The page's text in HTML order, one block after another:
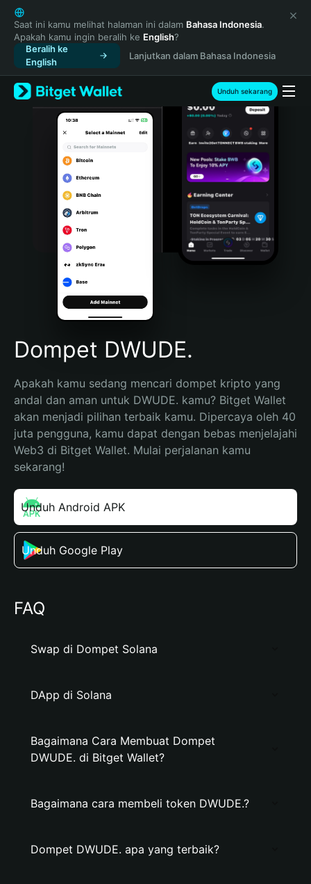
English
日本語
Tiếng Việt
Русский
Español (Latinoamérica)
Türkçe
Italiano
Português (Portugal)
Bahasa Indonesia
Português (Brasil)
Español (Argentina)
Saat ini kamu melihat halaman ini dalam Bahasa Indonesia.
Apakah kamu ingin beralih ke English?
Beralih ke
English
Lanjutkan dalam Bahasa Indonesia
Unduh sekarang
Dompet DWUDE.
Apakah kamu sedang mencari dompet kripto yang
andal dan aman untuk DWUDE. kamu? Bitget Wallet
akan menjadi pilihan terbaik kamu. Dipercaya oleh 40
juta pengguna, kamu dapat dengan bebas menjelajahi
Web3 di Bitget Wallet. Mulai perjalanan kamu
sekarang!
Unduh Android APK
Unduh Google Play
FAQ
Swap di Dompet Solana
DApp di Solana
Bagaimana Cara Membuat Dompet
DWUDE. di Bitget Wallet?
Bagaimana cara membeli token DWUDE.?
Dompet DWUDE. apa yang terbaik?